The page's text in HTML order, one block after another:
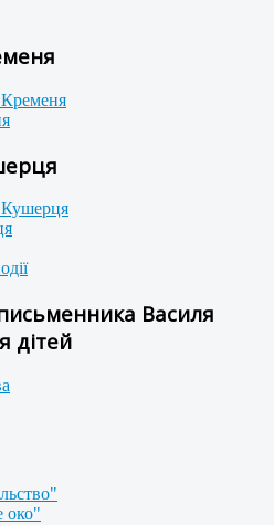
Кременя
Кушерця
Василя
дітей
око"